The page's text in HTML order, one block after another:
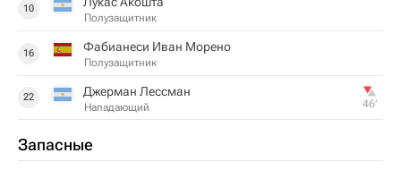
10
Полузащитник
16 Фабианеси Иван Морено
Полузащитник
22 Джерман Лессман
Нападающий 46‎’‎
Запасные